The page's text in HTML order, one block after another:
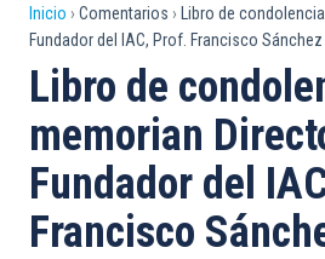
Sobrescribir
enlaces
de
ayuda
a
la
Inicio Comentarios
Libro de
Fundador del IAC, Prof. Francisco Sánchez
Libro de
memorian
Fundador del
Francisco